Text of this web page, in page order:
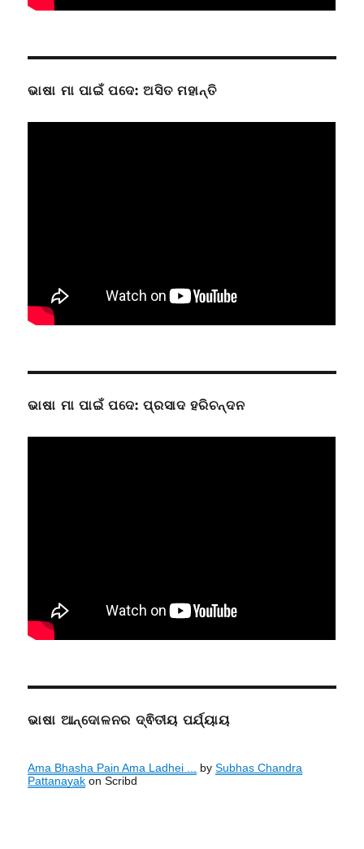
ଭାଷା ମା ପାଇଁ ପଦେ: ଅସିତ ମହାନ୍ତି
ଭାଷା ମା ପାଇଁ ପଦେ: ପ୍ରସାଦ ହରିଚନ୍ଦନ
ଭାଷା ଆନ୍ଦୋଳନର ଦ୍ଵିତୀୟ ପର୍ଯ୍ୟାୟ
Ama Bhasha Pain Ama Ladhei ... bySubhas Chandra
Pattanayak on Scribd